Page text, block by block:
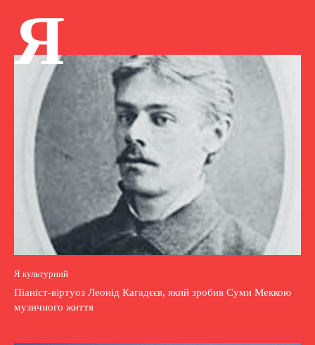
Я
Я культурний
Піаніст-віртуоз Леонід Кагадєєв, який зробив Суми Меккою
музичного життя